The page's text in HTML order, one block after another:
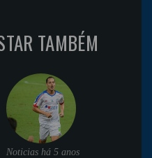
TAMBÉM
Noticias há 5 anos